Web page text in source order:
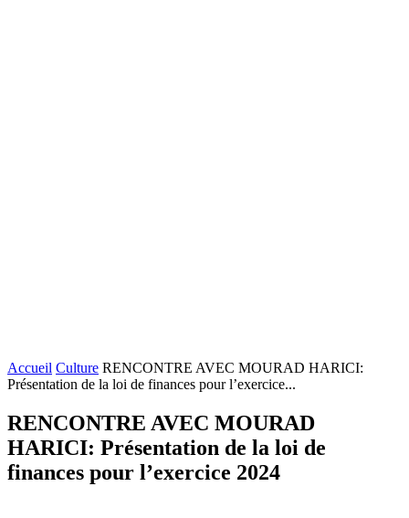
Accueil Culture RENCONTRE AVEC MOURAD HARICI:
Présentation de la loi de finances pour l’exercice...
RENCONTRE AVEC MOURAD
HARICI: Présentation de la loi de
finances pour l’exercice 2024